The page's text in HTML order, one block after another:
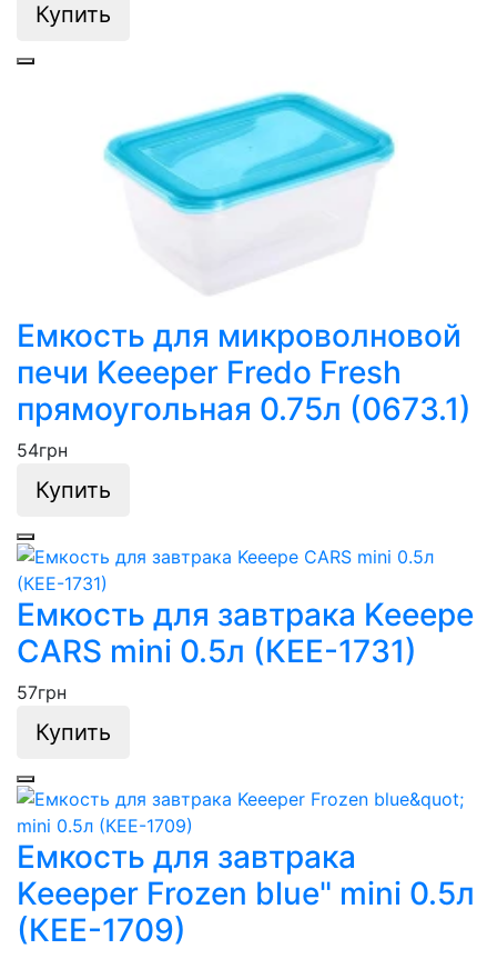
Купить
Емкость для микроволновой
печи Keeeper Fredo Fresh
прямоугольная 0.75л (0673.1)
54грн
Купить
Емкость для завтрака Keeepe
CARS mini 0.5л (КЕЕ-1731)
57грн
Купить
Емкость для завтрака
Keeeper Frozen blue" mini 0.5л
(КЕЕ-1709)